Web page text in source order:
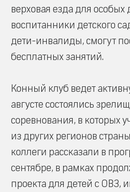
верховая езда для особых
воспитанники детского
дети-инвалиды, смогут
бесплатных занятий.
Конный клуб ведет
августе состоялись
соревнования, в которых
из других регионов
коллеги рассказали в
сентябре, в рамках
проекта для детей с ОВЗ,